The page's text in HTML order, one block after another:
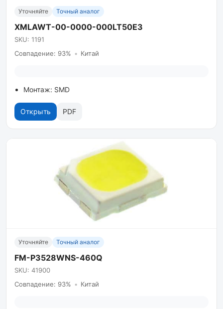
Уточняйте Точный аналог
XMLAWT-00-0000-000LT50E3
SKU: 1191
Совпадение: 93% • Китай
Монтаж: SMD
Открыть PDF
Уточняйте Точный аналог
FM-P3528WNS-460Q
SKU: 41900
Совпадение: 93% • Китай